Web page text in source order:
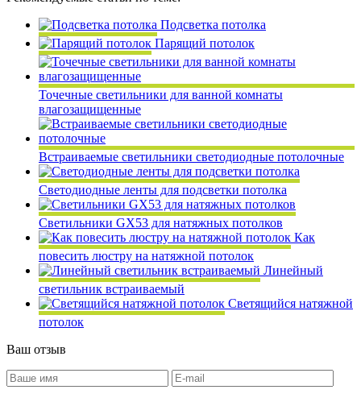
Подсветка потолка
Парящий потолок
Точечные светильники для ванной комнаты
влагозащищенные
Встраиваемые светильники светодиодные потолочные
Светодиодные ленты для подсветки потолка
Светильники GX53 для натяжных потолков
Как
повесить люстру на натяжной потолок
Линейный
светильник встраиваемый
Светящийся натяжной
потолок
Ваш отзыв